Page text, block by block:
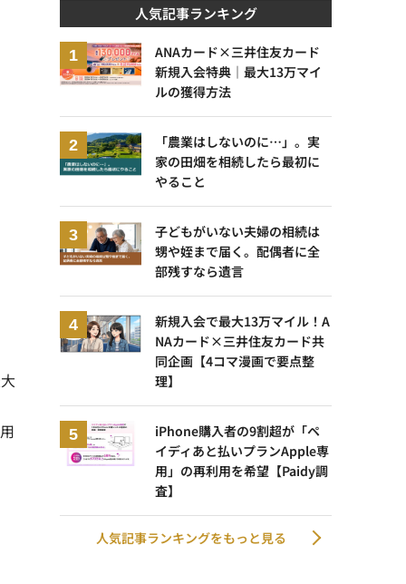
人気記事ランキング
ANAカード×三井住友カード
新規入会特典｜最大13万マイ
ルの獲得方法
「農業はしないのに…」。実
家の田畑を相続したら最初に
やること
子どもがいない夫婦の相続は
甥や姪まで届く。配偶者に全
部残すなら遺言
新規入会で最大13万マイル！A
NAカード×三井住友カード共
同企画【4コマ漫画で要点整
理】
iPhone購入者の9割超が「ペ
イディあと払いプランApple専
用」の再利用を希望【Paidy調
査】
人気記事ランキングをもっと見る